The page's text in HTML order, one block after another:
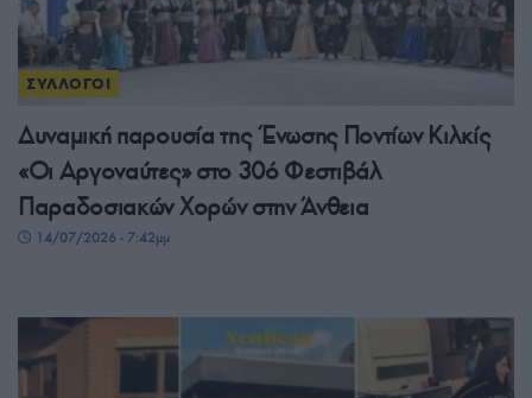
ΣΥΛΛΟΓΟΙ
Δυναμική παρουσία της Ένωσης Ποντίων Κιλκίς
«Οι Αργοναύτες» στο 30ό Φεστιβάλ
Παραδοσιακών Χορών στην Άνθεια
14/07/2026 - 7:42μμ